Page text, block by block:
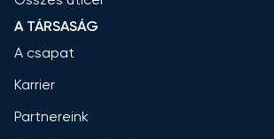
A TÁRSASÁG
A csapat
Karrier
Partnereink